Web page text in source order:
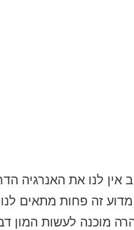
אין לנו את האנרגיה
זה פחות מתאים
מוכנה לעשות המון